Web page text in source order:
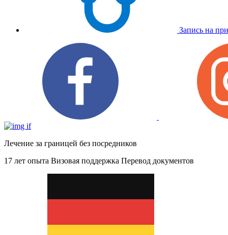
Запись на
Лечение за границей без посредников
17 лет опыта Визовая поддержка Перевод документов